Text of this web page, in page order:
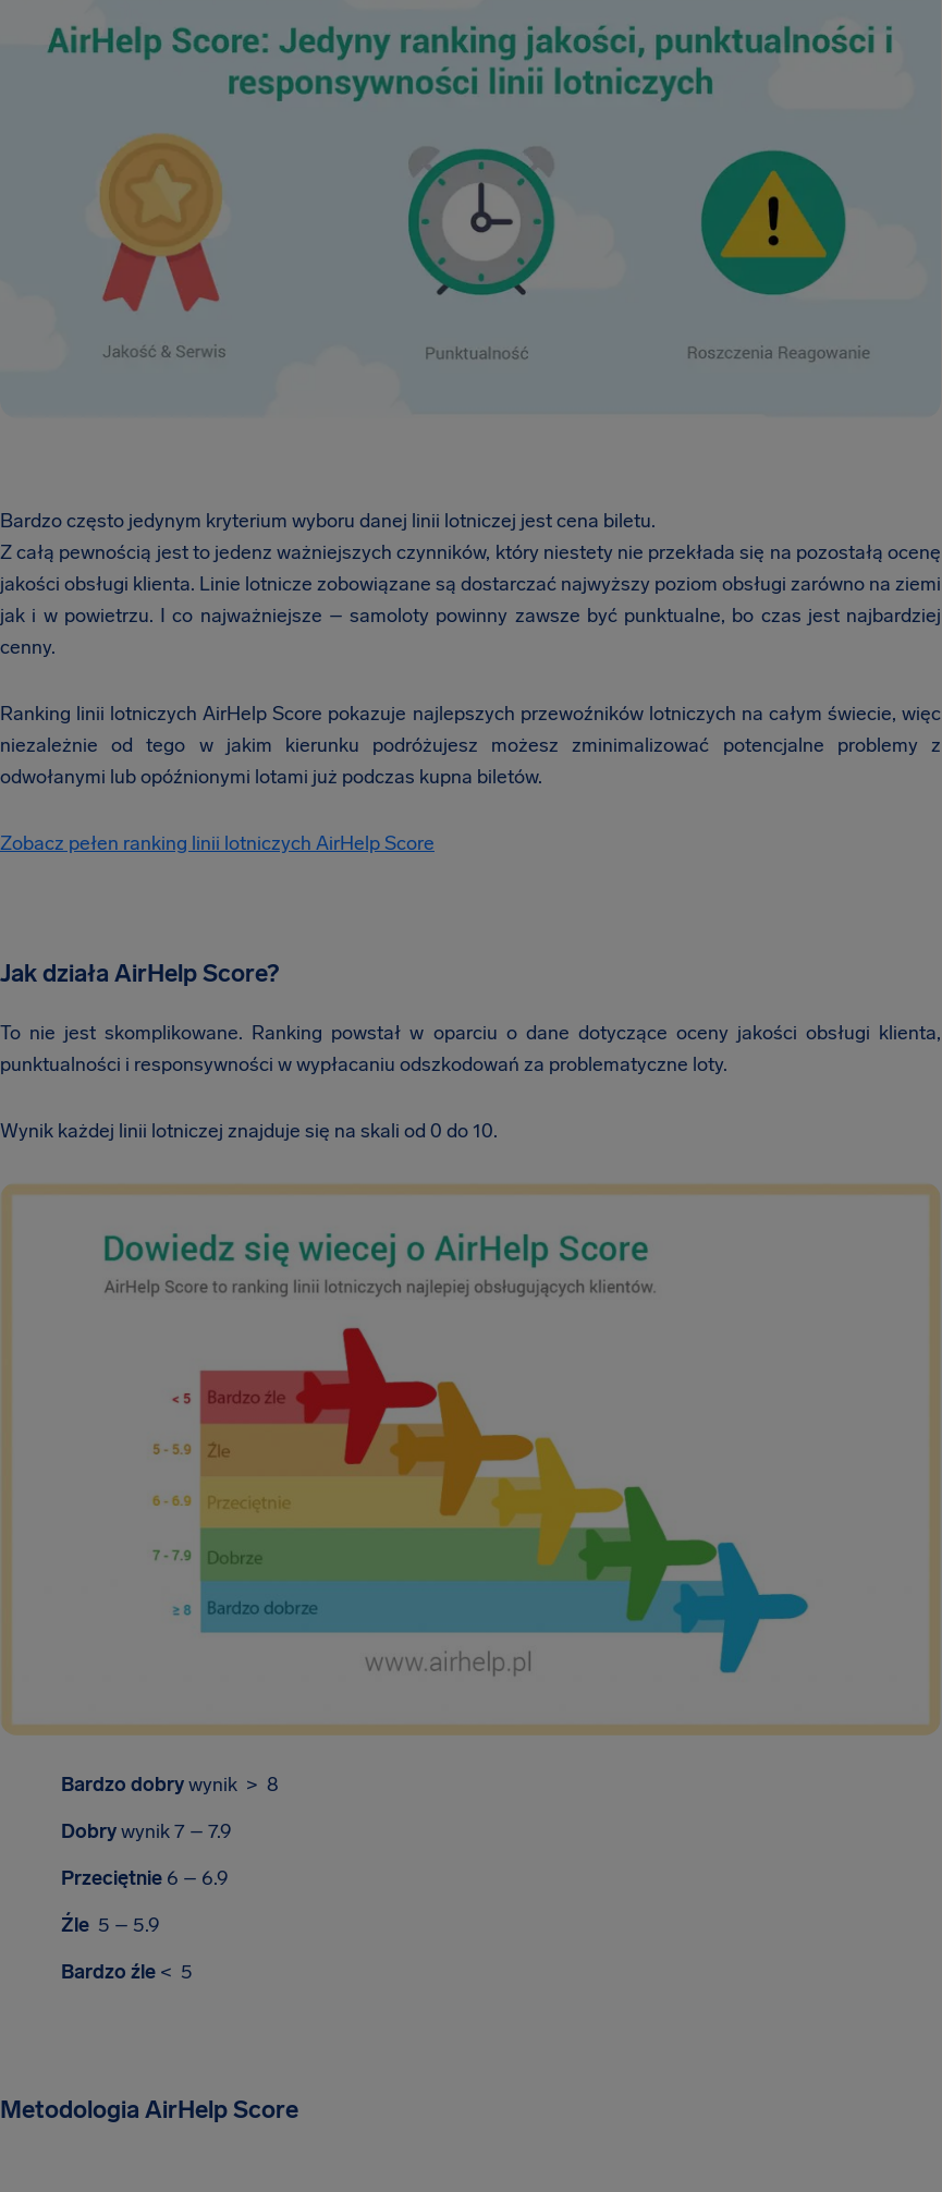
Bardzo często jedynym kryterium wyboru danej linii lotniczej jest cena biletu.
Z całą pewnością jest to jedenz ważniejszych czynników, który niestety nie przekłada się na pozostałą ocenę
jakości obsługi klienta. Linie lotnicze zobowiązane są dostarczać najwyższy poziom obsługi zarówno na ziemi
jak i w powietrzu. I co najważniejsze – samoloty powinny zawsze być punktualne, bo czas jest najbardziej
cenny.
Ranking linii lotniczych AirHelp Score pokazuje najlepszych przewoźników lotniczych na całym świecie, więc
niezależnie od tego w jakim kierunku podróżujesz możesz zminimalizować potencjalne problemy z
odwołanymi lub opóźnionymi lotami już podczas kupna biletów.
Zobacz pełen ranking linii lotniczych AirHelp Score
Jak działa AirHelp Score?
To nie jest skomplikowane. Ranking powstał w oparciu o dane dotyczące oceny jakości obsługi klienta,
punktualności i responsywności w wypłacaniu odszkodowań za problematyczne loty.
Wynik każdej linii lotniczej znajduje się na skali od 0 do 10.
Bardzo dobrywynik > 8
Dobrywynik 7 – 7.9
Przeciętnie 6 – 6.9
Źle 5 – 5.9
Bardzo źle < 5
Metodologia AirHelp Score